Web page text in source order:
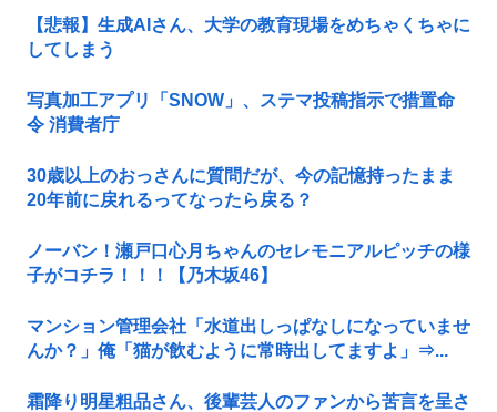
【悲報】生成AIさん、大学の教育現場をめちゃくちゃに
してしまう
写真加工アプリ「SNOW」、ステマ投稿指示で措置命
令 消費者庁
30歳以上のおっさんに質問だが、今の記憶持ったまま
20年前に戻れるってなったら戻る？
ノーバン！瀬戸口心月ちゃんのセレモニアルピッチの様
子がコチラ！！！【乃木坂46】
マンション管理会社「水道出しっぱなしになっていませ
んか？」俺「猫が飲むように常時出してますよ」⇒...
霜降り明星粗品さん、後輩芸人のファンから苦言を呈さ